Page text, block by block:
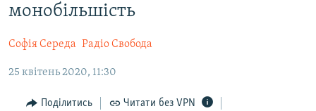
основної
Перейти
до
ПОГЛЯД
ІНТЕРВ'Ю
ВСЕ ЗА ДЕНЬ
монобільшість
Софія Середа Радіо Свобода
25 квітень 2020, 11:30
Поділитись Читати без VPN